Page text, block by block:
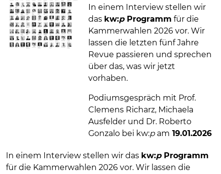
In einem Interview stellen wir
das kw:pProgramm für die
Kammerwahlen 2026 vor. Wir
lassen die letzten fünf Jahre
Revue passieren und sprechen
über das, was wir jetzt
vorhaben.
Podiumsgespräch mit Prof.
Clemens Richarz, Michaela
Ausfelder und Dr. Roberto
Gonzalo bei kw:p am 19.01.2026
In einem Interview stellen wir das kw:pProgramm
für die Kammerwahlen 2026 vor. Wir lassen die